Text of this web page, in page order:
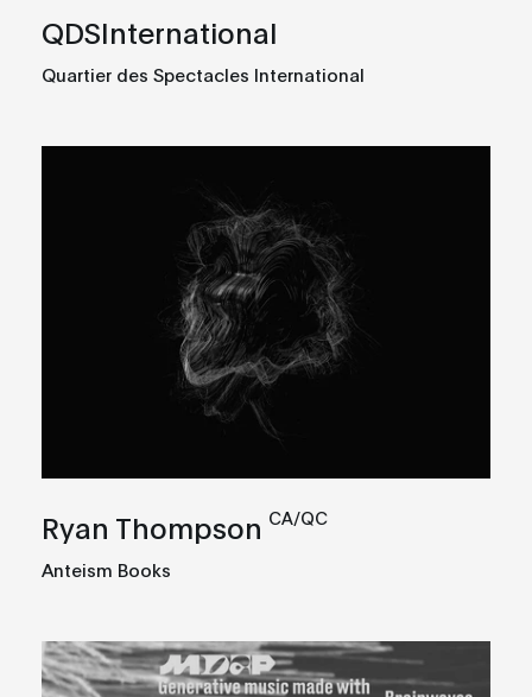
QDSInternational
Quartier des Spectacles International
Ryan Thompson CA/QC
Anteism Books